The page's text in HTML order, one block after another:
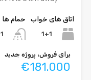
اتاق های خواب
1+1
حمام ها
1
برای فروش، پروژه جدید
€181.000